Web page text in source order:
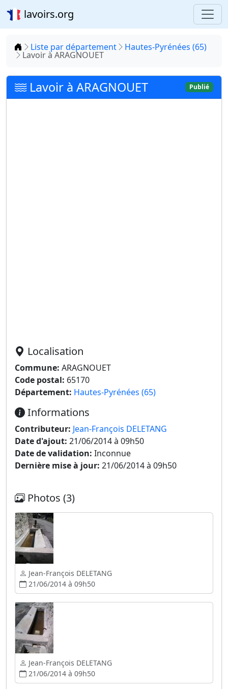
lavoirs.org
Accueil
Liste par département Hautes-Pyrénées (65)
Lavoir à ARAGNOUET
Lavoir à ARAGNOUET Publié
Localisation
Commune: ARAGNOUET
Code postal: 65170
Département: Hautes-Pyrénées (65)
Informations
Contributeur: Jean-François DELETANG
Date d'ajout: 21/06/2014 à 09h50
Date de validation: Inconnue
Dernière mise à jour: 21/06/2014 à 09h50
Photos (3)
Jean-François DELETANG
21/06/2014 à 09h50
Jean-François DELETANG
21/06/2014 à 09h50